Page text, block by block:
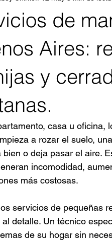
de
Aires:
y
casa u oficina,
a rozar el suelo,
bien o deja pasar el aire.
incomodidad,
más costosas.
servicios de pequeñas
detalle. Un técnico
de su hogar sin